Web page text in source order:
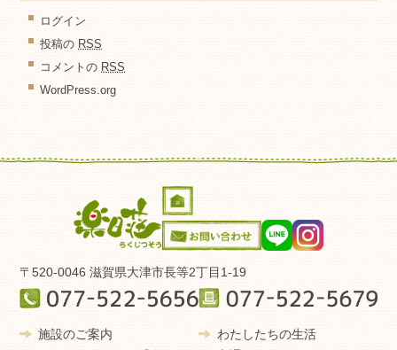
ログイン
投稿の RSS
コメントの RSS
WordPress.org
〒520-0046 滋賀県大津市長等2丁目1-19
施設のご案内
わたしたちの生活